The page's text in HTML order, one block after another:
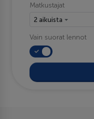
Matkustajat
2 aikuista
Vain suorat lennot